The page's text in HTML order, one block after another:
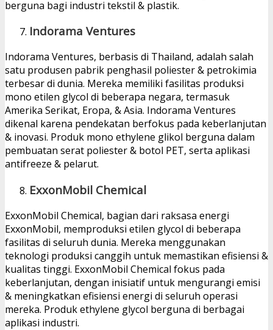
berguna bagi industri tekstil & plastik.
Indorama Ventures
Indorama Ventures, berbasis di Thailand, adalah salah
satu produsen pabrik penghasil poliester & petrokimia
terbesar di dunia. Mereka memiliki fasilitas produksi
mono etilen glycol di beberapa negara, termasuk
Amerika Serikat, Eropa, & Asia. Indorama Ventures
dikenal karena pendekatan berfokus pada keberlanjutan
& inovasi. Produk mono ethylene glikol berguna dalam
pembuatan serat poliester & botol PET, serta aplikasi
antifreeze & pelarut.
ExxonMobil Chemical
ExxonMobil Chemical, bagian dari raksasa energi
ExxonMobil, memproduksi etilen glycol di beberapa
fasilitas di seluruh dunia. Mereka menggunakan
teknologi produksi canggih untuk memastikan efisiensi &
kualitas tinggi. ExxonMobil Chemical fokus pada
keberlanjutan, dengan inisiatif untuk mengurangi emisi
& meningkatkan efisiensi energi di seluruh operasi
mereka. Produk ethylene glycol berguna di berbagai
aplikasi industri.